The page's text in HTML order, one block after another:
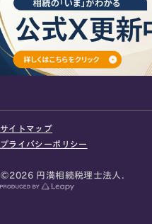
お急ぎの方
サイトマップ
プライバシーポリシー
©2026 円満相続税理士法人.